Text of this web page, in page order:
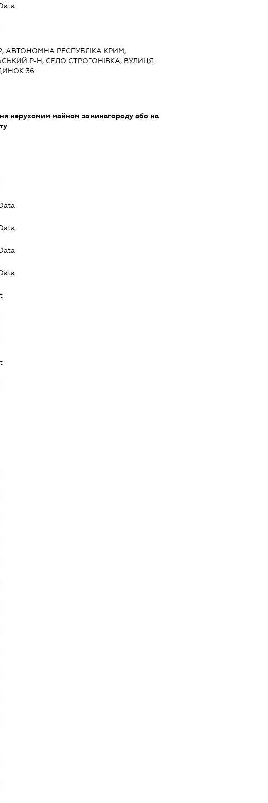
АВТОНОМНА РЕСПУБЛІКА КРИМ,
Р-Н, СЕЛО СТРОГОНІВКА, ВУЛИЦЯ
36
нерухомим майном за винагороду або на